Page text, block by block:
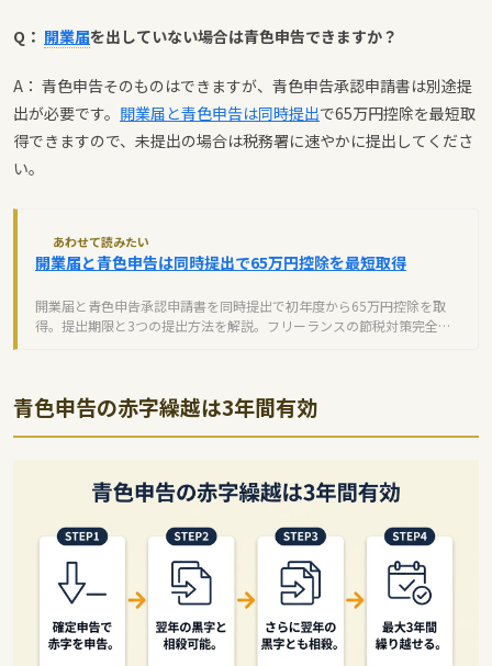
Q： 開業届を出していない場合は青色申告できますか？
A： 青色申告そのものはできますが、青色申告承認申請書は別途提
出が必要です。 開業届と青色申告は同時提出で65万円控除を最短取
得できますので、未提出の場合は税務署に速やかに提出してくださ
い。
あわせて読みたい
開業届と青色申告は同時提出で65万円控除を最短取得
開業届と青色申告承認申請書を同時提出で初年度から65万円控除を取
得。提出期限と3つの提出方法を解説。フリーランスの節税対策完全ガ
青色申告の赤字繰越は3年間有効